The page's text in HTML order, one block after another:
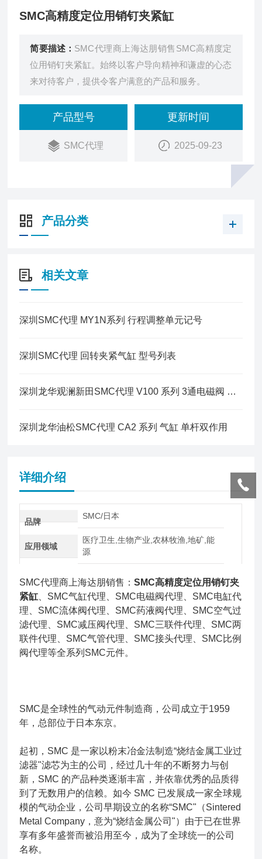
SMC高精度定位用销钉夹紧缸
简要描述： SMC代理商上海达朋销售SMC高精度定
位用销钉夹紧缸。始终以客户导向精神和谦虚的心态
来对待客户，提供令客户满意的产品和服务。
产品型号
SMC代理
更新时间
2025-09-23
产品分类
相关文章
深圳SMC代理 MY1N系列 行程调整单元记号
深圳SMC代理 回转夹紧气缸 型号列表
深圳龙华观澜新田SMC代理 V100 系列 3通电磁阀 直动式 标准型
深圳龙华油松SMC代理 CA2 系列 气缸 单杆双作用
详细介绍
品牌
SMC/日本
应用领域
医疗卫生,生物产业,农林牧渔,地矿,能
源
SMC代理商上海达朋销售：SMC高精度定位用销钉夹
紧缸 、SMC气缸代理、SMC电磁阀代理、SMC电缸代
理、SMC流体阀代理、SMC药液阀代理、SMC空气过
滤代理、SMC减压阀代理、SMC三联件代理、SMC两
联件代理、SMC气管代理、SMC接头代理、SMC比例
阀代理等全系列SMC元件。
SMC是全球性的气动元件制造商，公司成立于1959
年，总部位于日本东京。
起初，SMC 是一家以粉末冶金法制造“烧结金属工业过
滤器"滤芯为主的公司，经过几十年的不断努力与创
新，SMC 的产品种类逐渐丰富，并依靠优秀的品质得
到了无数用户的信赖。如今 SMC 已发展成一家全球规
模的气动企业，公司早期设立的名称“SMC"（Sintered
Metal Company，意为“烧结金属公司"）由于已在世界
享有多年盛誉而被沿用至今，成为了全球统一的公司
名称。